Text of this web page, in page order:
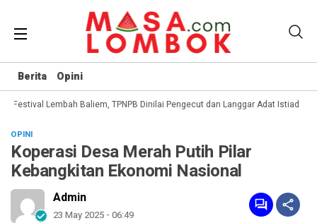
Berita Opini
Lembah Baliem, TPNPB Dinilai Pengecut dan Langgar Adat Istiadat
OPINI
Koperasi Desa Merah Putih Pilar
Kebangkitan Ekonomi Nasional
Admin
23 May 2025 - 06:49